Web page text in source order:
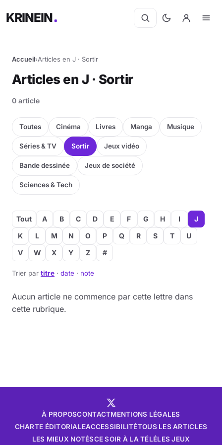
KRINEIN
Accueil›Articles en J · Sortir
Articles en J · Sortir
0 article
Toutes Cinéma Livres Manga Musique
Séries & TV Sortir Jeux vidéo
Bande dessinée Jeux de société
Sciences & Tech
Tout A B C D E F G H I
J
K
L M N O P Q R S T
U
V
W X Y Z #
Trier par titre · date · note
Aucun article ne commence par cette lettre dans
cette rubrique.
À PROPOSCONTACTMENTIONS LÉGALES
CHARTE ÉDITORIALEACCESSIBILITÉTOUS LES ARTICLES
LES MIEUX NOTÉSCE SOIR À LA TÉLÉLES JEUX